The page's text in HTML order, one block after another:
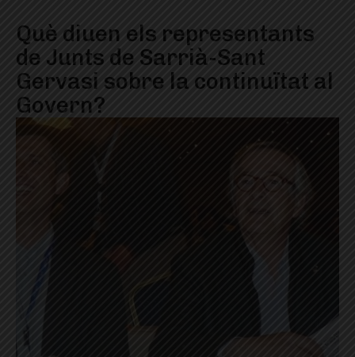
Què diuen els representants
de Junts de Sarrià-Sant
Gervasi sobre la continuïtat al
Govern?